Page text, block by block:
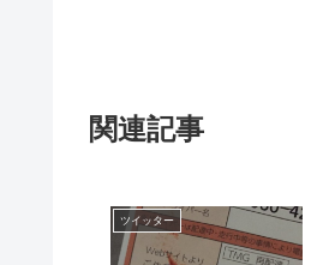
関連記事
ツイッター